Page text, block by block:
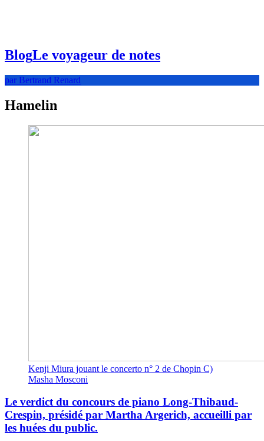
BlogLe voyageur de notes
par Bertrand Renard
Hamelin
Kenji Miura jouant le concerto n° 2 de Chopin C)
Masha Mosconi
Le verdict du concours de piano Long-Thibaud-
Crespin, présidé par Martha Argerich, accueilli par
les huées du public.